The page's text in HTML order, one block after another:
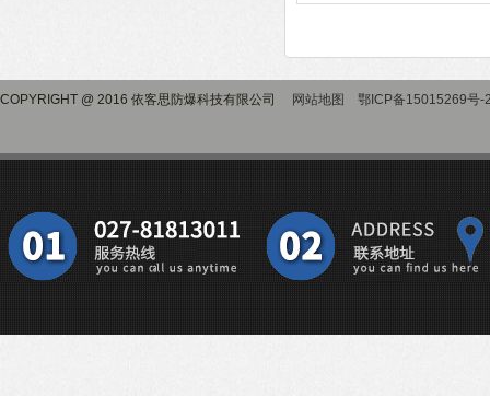
COPYRIGHT @ 2016 依客思防爆科技有限公司 网站地图 鄂ICP备15015269号-